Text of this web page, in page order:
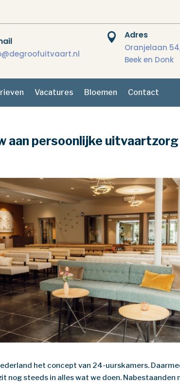
 Adres
Oranjelaan 54,
Beek en Donk
Vacatures Bloemen Contact
aan persoonlijke uitvaartzorg
het concept van 24-uurskamers.
nog steeds in alles wat we doen. Nabestaanden